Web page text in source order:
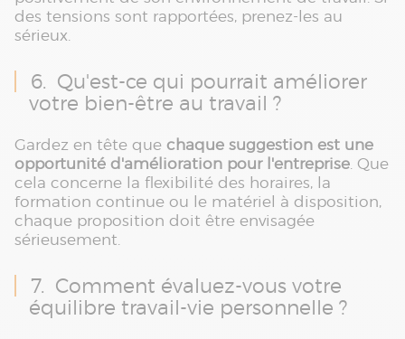
des tensions sont rapportées, prenez-les au
sérieux.
6. Qu'est-ce qui pourrait améliorer
votre bien-être au travail ?
Gardez en tête que chaque suggestion est une
opportunité d'amélioration pour l'entreprise. Que
cela concerne la flexibilité des horaires, la
formation continue ou le matériel à disposition,
chaque proposition doit être envisagée
sérieusement.
7. Comment évaluez-vous votre
équilibre travail-vie personnelle ?